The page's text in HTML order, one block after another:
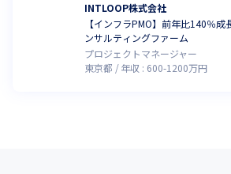
INTLOOP株式会社
【インフラPMO】前年比140％
ンサルティングファーム
プロジェクトマネージャー
東京都
年収 : 600-1200万円